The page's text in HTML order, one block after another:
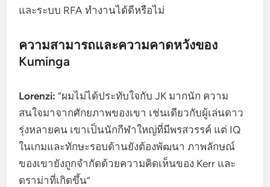
และระบบ RFA ทำงานได้ดีหรือไม่
ความสามารถและความคาดหวังของ
Kuminga
Lorenzi: “ผมไม่ได้ประทับใจกับ JK มากนัก ความ
สนใจมาจากศักยภาพของเขา เช่นเดียวกับผู้เล่นดาว
รุ่งหลายคน เขาเป็นนักกีฬาใหญ่ที่มีพรสวรรค์ แต่ IQ
ในเกมและทักษะรอบด้านยังต้องพัฒนา ภาพลักษณ์
ของเขายังถูกจำกัดด้วยความคิดเห็นของ Kerr และ
ดราม่าที่เกิดขึ้น”